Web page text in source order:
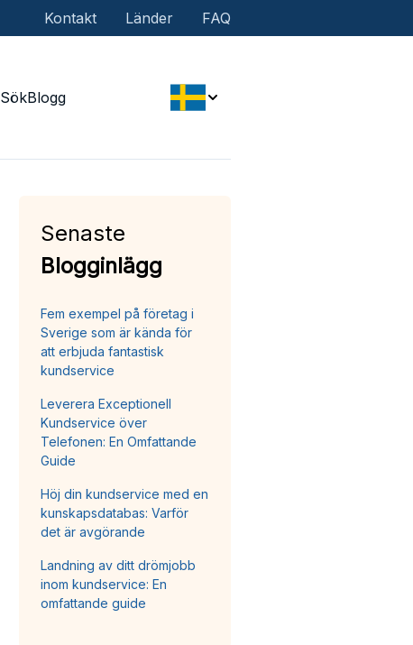
Kontakt Länder FAQ
SökBlogg
Senaste
Blogginlägg
Fem exempel på företag i
Sverige som är kända för
att erbjuda fantastisk
kundservice
Leverera Exceptionell
Kundservice över
Telefonen: En Omfattande
Guide
Höj din kundservice med en
kunskapsdatabas: Varför
det är avgörande
Landning av ditt drömjobb
inom kundservice: En
omfattande guide